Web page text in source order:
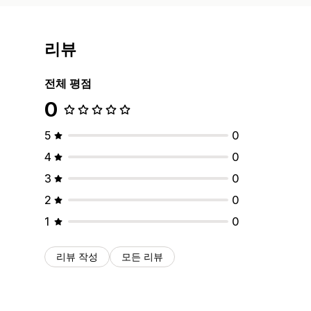
리뷰
전체 평점
0
5
0
4
0
3
0
2
0
1
0
리뷰 작성 모든 리뷰